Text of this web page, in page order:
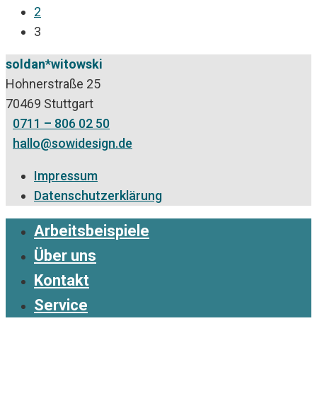
2
3
soldan*witowski
Hohnerstraße 25
70469 Stuttgart
0711 – 806 02 50
hallo@sowidesign.de
Impressum
Datenschutzerklärung
Arbeitsbeispiele
Über uns
Kontakt
Service